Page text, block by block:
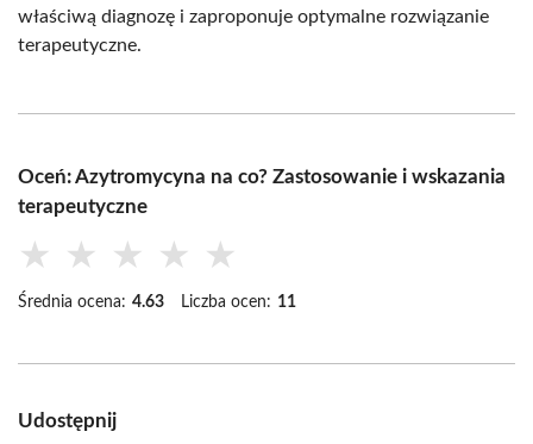
właściwą diagnozę i zaproponuje optymalne rozwiązanie
terapeutyczne.
Oceń: Azytromycyna na co? Zastosowanie i wskazania
terapeutyczne
★ ★ ★ ★ ★
Średnia ocena: 4.63 Liczba ocen: 11
Udostępnij